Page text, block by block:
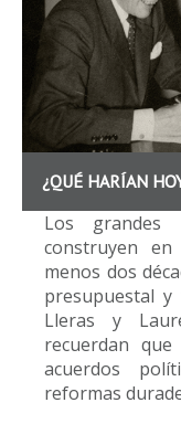
¿QUÉ HARÍAN
Los grandes
construyen
menos dos
presupuestal y
Lleras y
recuerdan
acuerdos
reformas